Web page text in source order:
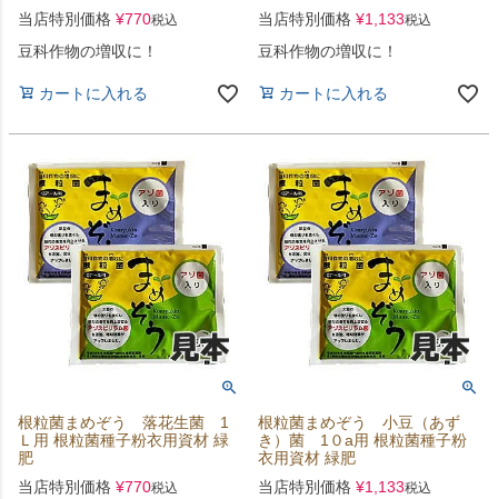
当店特別価格 ¥770税込
豆科作物の増収に！
カートに入れる
当店特別価格 ¥1,133税込
豆科作物の増収に！
カートに入れる
根粒菌まめぞう 落花生菌 1
Ｌ用 根粒菌種子粉衣用資材 緑
肥
当店特別価格 ¥770税込
根粒菌まめぞう 小豆（あず
き）菌 1０a用 根粒菌種子粉
衣用資材 緑肥
当店特別価格 ¥1,133税込